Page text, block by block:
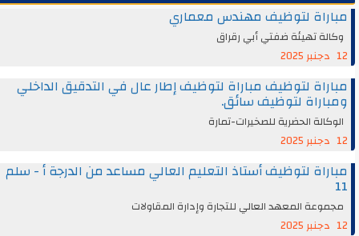
مباراة لتوظيف مهندس معماري
وكالة تهيئة ضفتي أبي رقراق
12 دجنبر 2025
مباراة لتوظيف مباراة لتوظيف إطار عال في التدقيق الداخلي
ومباراة لتوظيف سائق.
الوكالة الحضرية للصخيرات-تمارة
12 دجنبر 2025
مباراة لتوظيف أستاذ التعليم العالي مساعد من الدرجة أ - سلم
11
مجموعة المعهد العالي للتجارة وإدارة المقاولات
12 دجنبر 2025